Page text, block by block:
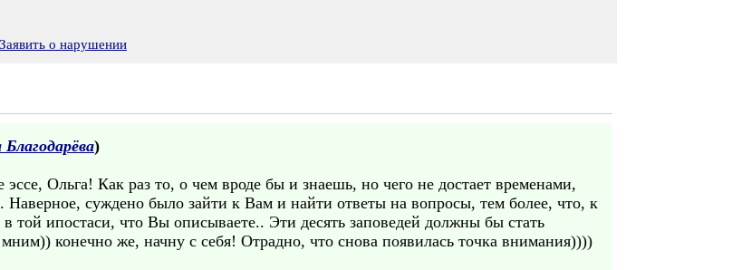
Заявить о нарушении
Благодарёва)
Ольга! Как раз то, о чем вроде бы и знаешь, но чего не достает временами,
Наверное, суждено было зайти к Вам и найти ответы на вопросы, тем более, что, к
той ипостаси, что Вы описываете.. Эти десять заповедей должны бы стать
конечно же, начну с себя! Отрадно, что снова появилась точка внимания))))